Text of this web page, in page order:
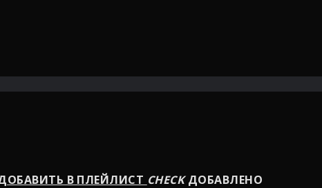
В ПЛЕЙЛИСТ CHECKДОБАВЛЕНО